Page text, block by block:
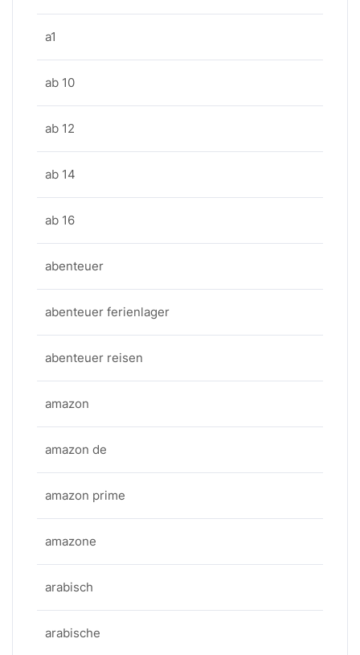
a1
ab 10
ab 12
ab 14
ab 16
abenteuer
abenteuer ferienlager
abenteuer reisen
amazon
amazon de
amazon prime
amazone
arabisch
arabische